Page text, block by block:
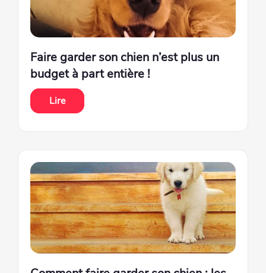
Faire garder son chien n’est plus un
budget à part entière !
Lire